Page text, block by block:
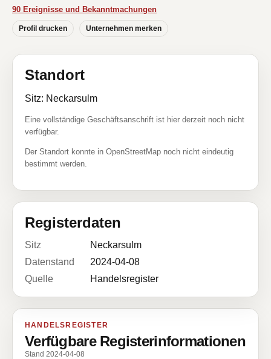
90 Ereignisse und Bekanntmachungen
Profil drucken Unternehmen merken
Standort
Sitz: Neckarsulm
Eine vollständige Geschäftsanschrift ist hier derzeit noch nicht
verfügbar.
Der Standort konnte in OpenStreetMap noch nicht eindeutig
bestimmt werden.
Registerdaten
Sitz
Neckarsulm
Datenstand
2024-04-08
Quelle
Handelsregister
HANDELSREGISTER
Verfügbare Registerinformationen
Stand 2024-04-08